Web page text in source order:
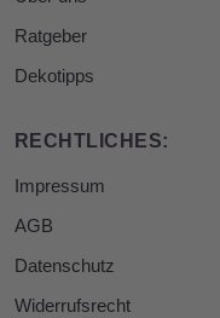
Ratgeber
Dekotipps
RECHTLICHES:
Impressum
AGB
Datenschutz
Widerrufsrecht